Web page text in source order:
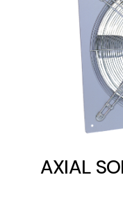
AXIAL